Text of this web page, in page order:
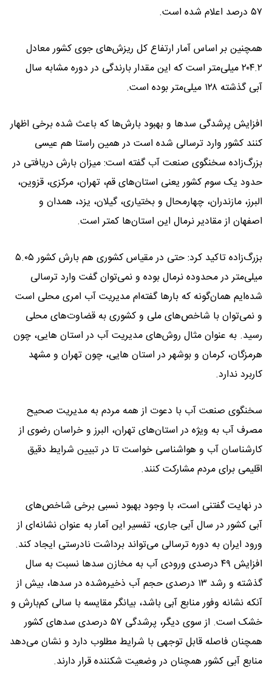
۵۷ درصد اعلام شده است.
همچنین بر اساس آمار ارتفاع کل ریزش‌های جوی کشور معادل
۲۰۴.۲ میلی‌متر است که این مقدار بارندگی در دوره مشابه سال
آبی گذشته ۱۲۸ میلی‌متر بوده است.
افزایش پرشدگی سد‌ها و بهبود بارش‌ها که باعث شده برخی اظهار
کنند کشور وارد ترسالی شده است در همین راستا هم عیسی
بزرگ‌زاده سخنگوی صنعت آب گفته است: میزان بارش دریافتی در
حدود یک سوم کشور یعنی استان‌های قم، تهران، مرکزی، قزوین،
البرز، مازندران، چهارمحال و بختیاری، گیلان، یزد، همدان و
اصفهان از مقادیر نرمال این استان‌ها کمتر است.
بزرگ‌زاده تاکید کرد: حتی در مقیاس کشوری هم بارش کشور ۵.۰۵
میلی‌متر در محدوده نرمال بوده و نمی‌توان گفت وارد ترسالی
شده‌ایم همان‌گونه که بار‌ها گفته‌ام مدیریت آب امری محلی است
و نمی‌توان با شاخص‌های ملی و کشوری به قضاوت‌های محلی
رسید. به عنوان مثال روش‌های مدیریت آب در استان هایی، چون
هرمزگان، کرمان و بوشهر در استان هایی، چون تهران و مشهد
کاربرد ندارد.
سخنگوی صنعت آب با دعوت از همه مردم به مدیریت صحیح
مصرف آب به ویژه در استان‌های تهران، البرز و خراسان رضوی از
کارشناسان آب و هواشناسی خواست تا در تبیین شرایط دقیق
اقلیمی برای مردم مشارکت کنند.
در نهایت گفتنی است، با وجود بهبود نسبی برخی شاخص‌های
آبی کشور در سال آبی جاری، تفسیر این آمار به عنوان نشانه‌ای از
ورود ایران به دوره ترسالی می‌تواند برداشت نادرستی ایجاد کند.
افزایش ۴۹ درصدی ورودی آب به مخازن سد‌ها نسبت به سال
گذشته و رشد ۱۳ درصدی حجم آب ذخیره‌شده در سدها، بیش از
آنکه نشانه وفور منابع آبی باشد، بیانگر مقایسه با سالی کم‌بارش و
خشک است. از سوی دیگر، پرشدگی ۵۷ درصدی سد‌های کشور
همچنان فاصله قابل توجهی با شرایط مطلوب دارد و نشان می‌دهد
منابع آبی کشور همچنان در وضعیت شکننده قرار دارند.